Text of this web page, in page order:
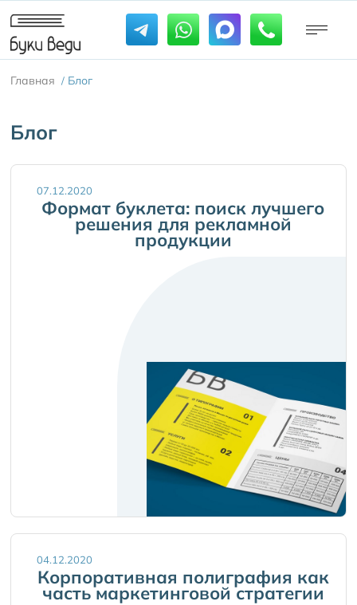
Главная / Блог
Блог
07.12.2020
Формат буклета: поиск лучшего
решения для рекламной
продукции
04.12.2020
Корпоративная полиграфия как
часть маркетинговой стратегии